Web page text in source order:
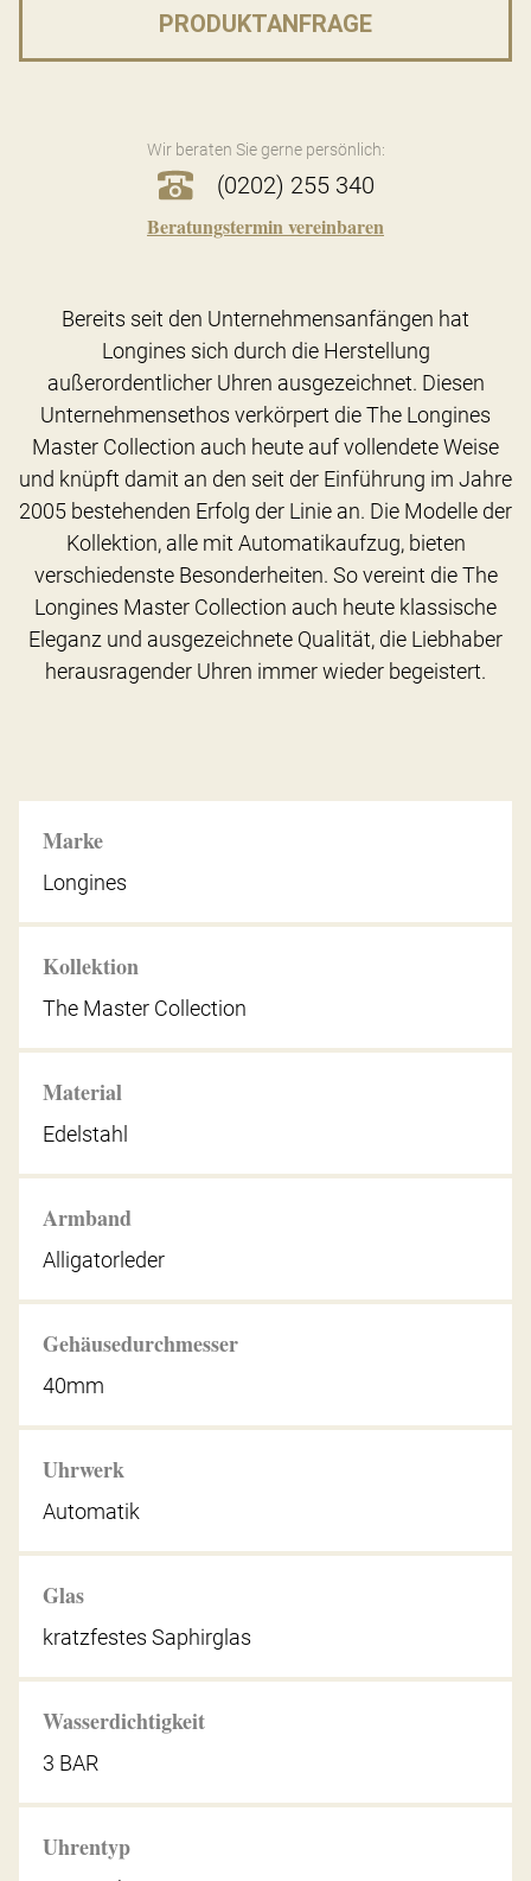
PRODUKTANFRAGE
Wir beraten Sie gerne persönlich:
(0202) 255 340
Beratungstermin vereinbaren
Marke
Longines
Kollektion
The Master Collection
Material
Edelstahl
Armband
Alligatorleder
Gehäusedurchmesser
40mm
Uhrwerk
Automatik
Glas
kratzfestes Saphirglas
Wasserdichtigkeit
3 BAR
Uhrentyp
Bereits seit den Unternehmensanfängen hat
Longines sich durch die Herstellung
außerordentlicher Uhren ausgezeichnet. Diesen
Unternehmensethos verkörpert die The Longines
Master Collection auch heute auf vollendete Weise
und knüpft damit an den seit der Einführung im Jahre
2005 bestehenden Erfolg der Linie an. Die Modelle der
Kollektion, alle mit Automatikaufzug, bieten
verschiedenste Besonderheiten. So vereint die The
Longines Master Collection auch heute klassische
Eleganz und ausgezeichnete Qualität, die Liebhaber
herausragender Uhren immer wieder begeistert.